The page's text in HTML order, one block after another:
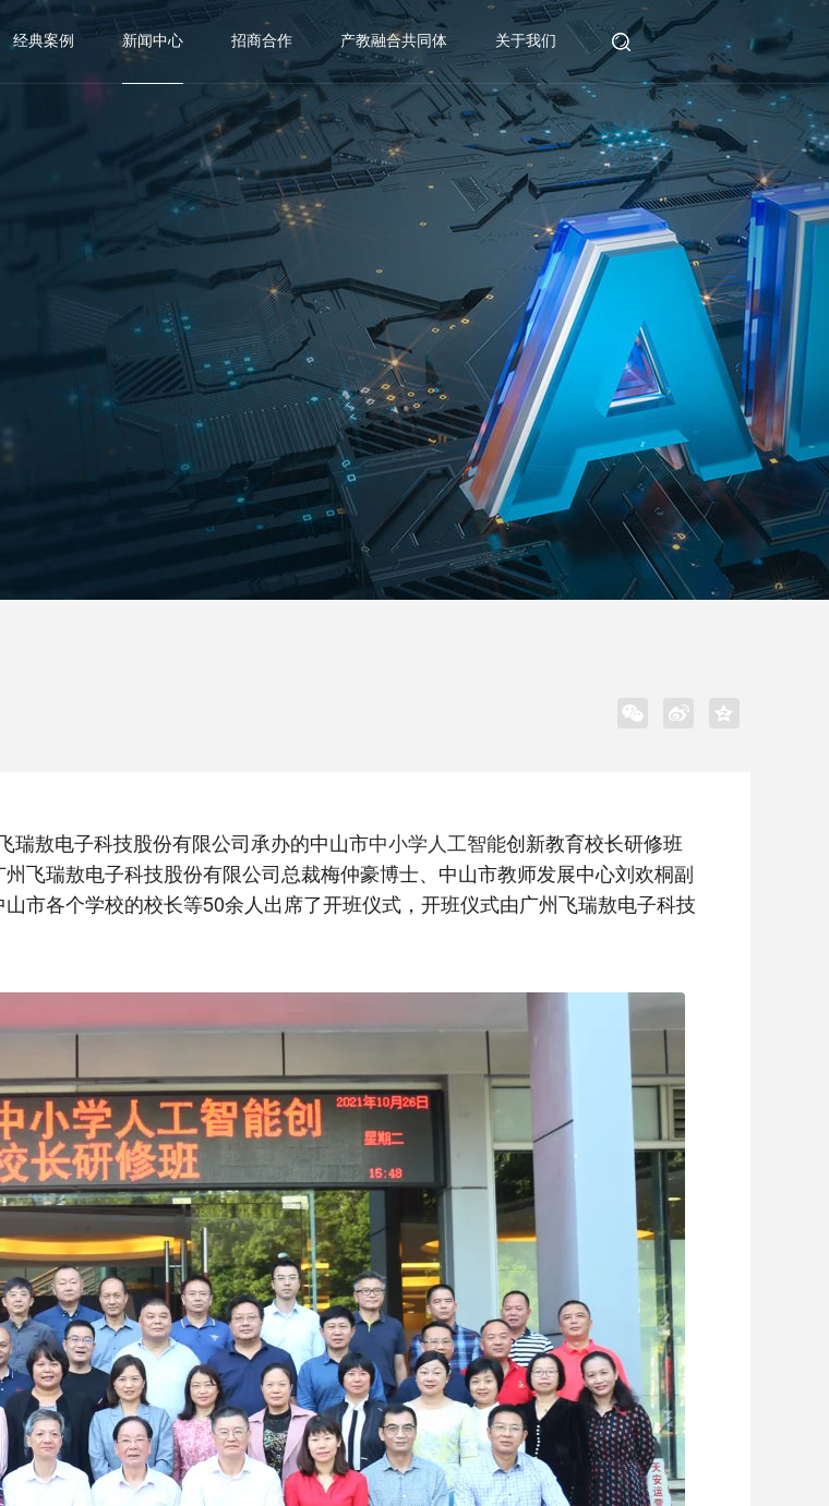
经典案例 新闻中心 招商合作 产教融合共同体 关于我们
敖电子科技股份有限公司承办的中山市中小学人工智能创新教育校长研修班
飞瑞敖电子科技股份有限公司总裁梅仲豪博士、中山市教师发展中心刘欢桐副
市各个学校的校长等50余人出席了开班仪式，开班仪式由广州飞瑞敖电子科技